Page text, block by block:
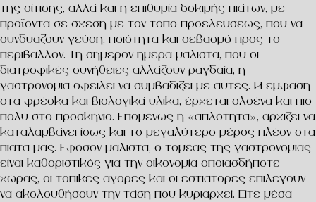
της σίτισης, αλλά και η επιθυμία δοκιμής πιάτων, με
προϊόντα σε σχέση με τον τόπο προελεύσεως, που να
συνδυάζουν γεύση, ποιότητα και σεβασμό προς το
περιβάλλον. Τη σήμερον ημέρα μάλιστα, που οι
διατροφικές συνήθειες αλλάζουν ραγδαία, η
γαστρονομία οφείλει να συμβαδίζει με αυτές. Η έμφαση
στα φρέσκα και βιολογικά υλικά, έρχεται ολοένα και πιο
πολύ στο προσκήνιο. Επομένως η «απλότητα», αρχίζει να
καταλαμβάνει ίσως και το μεγαλύτερο μέρος πλέον στα
πιάτα μας. Εφόσον μάλιστα, ο τομέας της γαστρονομίας
είναι καθοριστικός για την οικονομία οποιασδήποτε
χώρας, οι τοπικές αγορές και οι εστιάτορες επιλέγουν
να ακολουθήσουν την τάση που κυριαρχεί. Είτε μέσα